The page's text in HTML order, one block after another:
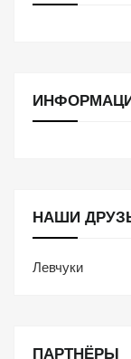
НАШИ
Левчуки
ПАРТНЁРЫ